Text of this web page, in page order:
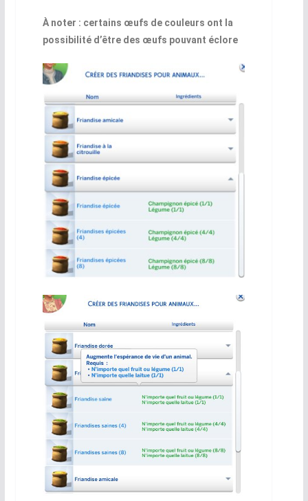
À noter : certains œufs de couleurs ont la
possibilité d’être des œufs pouvant éclore